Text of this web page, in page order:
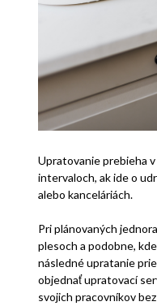
Upratovanie prebieha
intervaloch, ak ide o
alebo kanceláriách.
Pri plánovaných
plesoch a podobne,
následné upratanie
objednať upratovací
svojich pracovníkov